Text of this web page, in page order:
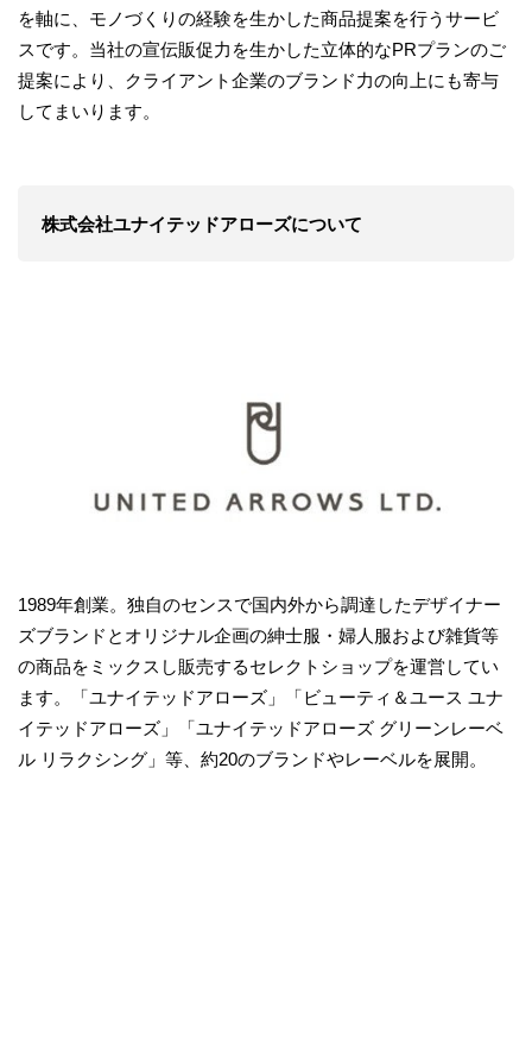
を軸に、モノづくりの経験を生かした商品提案を行うサービ
スです。当社の宣伝販促力を生かした立体的なPRプランのご
提案により、クライアント企業のブランド力の向上にも寄与
してまいります。
株式会社ユナイテッドアローズについて
1989年創業。独自のセンスで国内外から調達したデザイナー
ズブランドとオリジナル企画の紳士服・婦人服および雑貨等
の商品をミックスし販売するセレクトショップを運営してい
ます。「ユナイテッドアローズ」「ビューティ＆ユース ユナ
イテッドアローズ」「ユナイテッドアローズ グリーンレーベ
ル リラクシング」等、約20のブランドやレーベルを展開。